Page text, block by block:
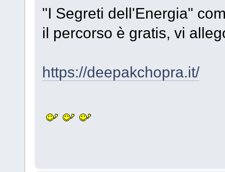
"I Segreti dell'Energia"
il percorso è gratis, vi
https://deepakchopra.it/